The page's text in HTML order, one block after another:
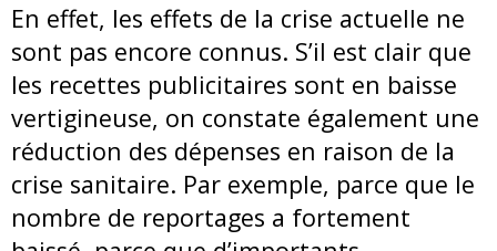
En effet, les effets de la crise actuelle ne
sont pas encore connus. S’il est clair que
les recettes publicitaires sont en baisse
vertigineuse, on constate également une
réduction des dépenses en raison de la
crise sanitaire. Par exemple, parce que le
nombre de reportages a fortement